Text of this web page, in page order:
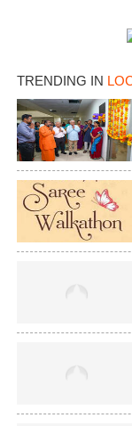
TRENDING IN